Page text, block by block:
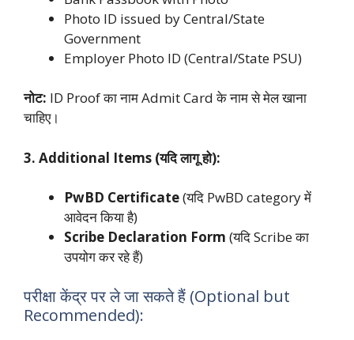
Photo ID issued by Central/State
Government
Employer Photo ID (Central/State PSU)
नोट: ID Proof का नाम Admit Card के नाम से मेल खाना
चाहिए।
3. Additional Items (यदि लागू हो):
PwBD Certificate(यदि PwBD category में
आवेदन किया है)
Scribe Declaration Form (यदि Scribe का
उपयोग कर रहे हैं)
परीक्षा केंद्र पर ले जा सकते हैं (Optional but
Recommended):